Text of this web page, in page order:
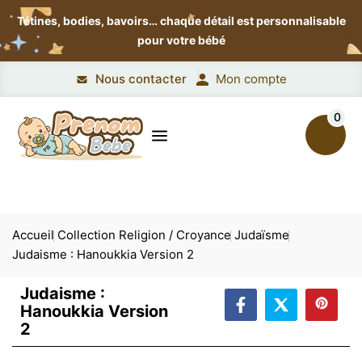
Tétines, bodies, bavoirs…chaque détail est personnalisable
pour votre bébé
Nous contacter Mon compte
0
Accueil Collection Religion / Croyance Judaïsme
Judaisme : Hanoukkia Version 2
Judaisme :
Hanoukkia Version
2